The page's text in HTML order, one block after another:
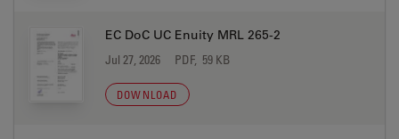
EC DoC UC Enuity MRL 265-2
Jul 27, 2026 PDF, 59 KB
DOWNLOAD